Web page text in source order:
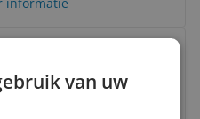
van uw